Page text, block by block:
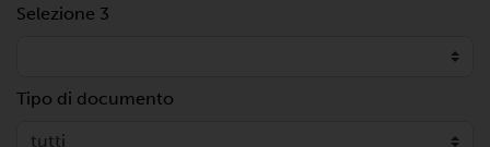
Selezione 3
Tipo di documento